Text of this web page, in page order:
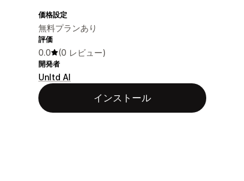
価格設定
無料プランあり
評価
0.0 (0 レビュー)
開発者
Unltd AI
インストール